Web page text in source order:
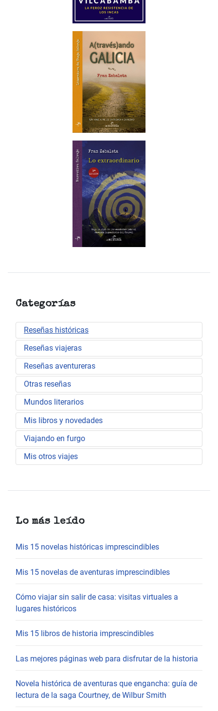
Categorías
Reseñas históricas
Reseñas viajeras
Reseñas aventureras
Otras reseñas
Mundos literarios
Mis libros y novedades
Viajando en furgo
Mis otros viajes
Lo más leído
Mis 15 novelas históricas imprescindibles
Mis 15 novelas de aventuras imprescindibles
Cómo viajar sin salir de casa: visitas virtuales a
lugares históricos
Mis 15 libros de historia imprescindibles
Las mejores páginas web para disfrutar de la historia
Novela histórica de aventuras que engancha: guía de
lectura de la saga Courtney, de Wilbur Smith